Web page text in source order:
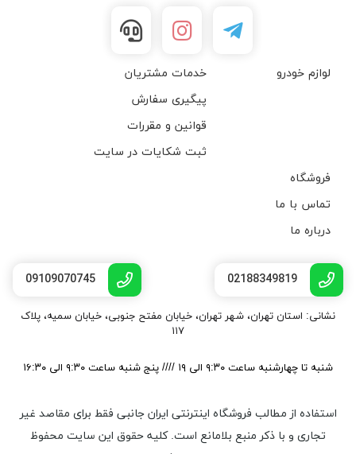
لوازم خودرو
خدمات مشتریان
پیگیری سفارش
قوانین و مقررات
ثبت شکایات در سایت
فروشگاه
تماس با ما
درباره ما
02188349819
09109070745
نشانی: استان تهران، شهر تهران، خیابان مفتح جنوبی، خیابان سمیه، پلاک
۱۱۷
شنبه تا چهارشنبه ساعت ۹:۳۰ الی ۱۹ //// پنج شنبه ساعت ۹:۳۰ الی ۱۶:۳۰
استفاده از مطالب فروشگاه اینترنتی ایران جانبی فقط برای مقاصد غیر
تجاری و با ذکر منبع بلامانع است. کليه حقوق اين سايت محفوظ